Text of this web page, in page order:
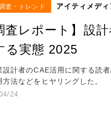
査・トレンド アイティメデ
査レポート】設
る実態 2025
設計者のCAE活用に関する読
方法などをヒヤリングした。
24